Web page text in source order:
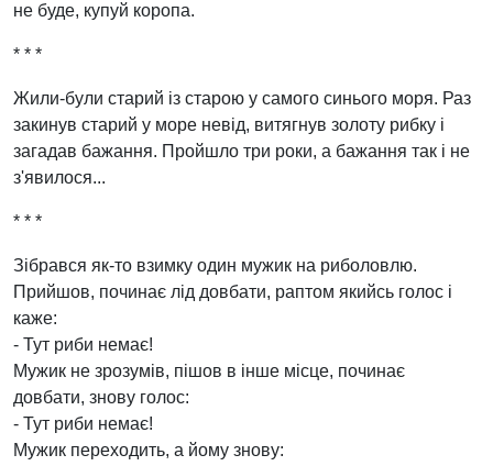
не буде, купуй коропа.
* * *
Жили-були старий із старою у самого синього моря. Раз
закинув старий у море невід, витягнув золоту рибку і
загадав бажання. Пройшло три роки, а бажання так і не
з'явилося...
* * *
Зібрався як-то взимку один мужик на риболовлю.
Прийшов, починає лід довбати, раптом якийсь голос і
каже:
- Тут риби немає!
Мужик не зрозумів, пішов в інше місце, починає
довбати, знову голос:
- Тут риби немає!
Мужик переходить, а йому знову: